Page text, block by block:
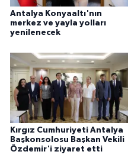
Antalya Konyaaltı'nın
merkez ve yayla yolları
yenilenecek
Kırgız Cumhuriyeti Antalya
Başkonsolosu Başkan Vekili
Özdemir'i ziyaret etti